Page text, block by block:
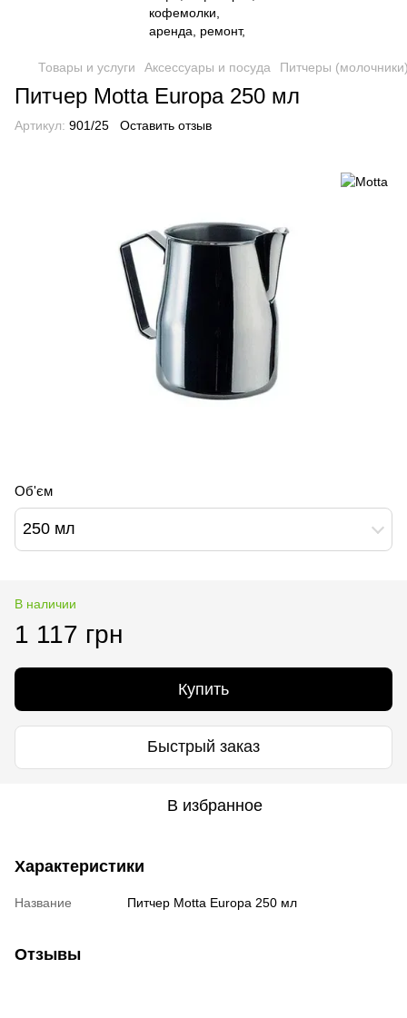
Товары и услуги Аксессуары и посуда Питчеры
Питчер Motta Europa 250 мл
Артикул: 901/25 Оставить отзыв
Об'єм
250 мл
В наличии
1 117 грн
Купить
Быстрый заказ
В избранное
Характеристики
Название Питчер Motta Europa 250 мл
Отзывы